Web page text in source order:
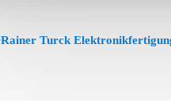
Rainer Turck